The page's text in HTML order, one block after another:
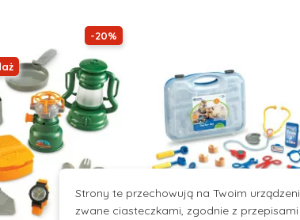
-20%
Strony te przechowują na Twoim
zwane ciasteczkami, zgodnie z